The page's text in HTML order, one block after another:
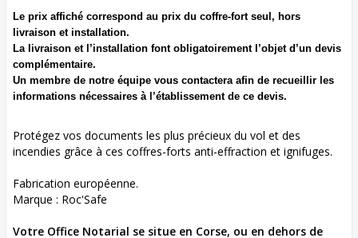
Le prix affiché correspond au prix du coffre-fort seul, hors
livraison et installation.
La livraison et l’installation font obligatoirement l’objet d’un devis
complémentaire.
Un membre de notre équipe vous contactera afin de recueillir les
informations nécessaires à l’établissement de ce devis.
Protégez vos documents les plus précieux du vol et des
incendies grâce à ces coffres-forts anti-effraction et ignifuges.
Fabrication européenne.
Marque : Roc'Safe
Votre Office Notarial se situe en Corse, ou en dehors de